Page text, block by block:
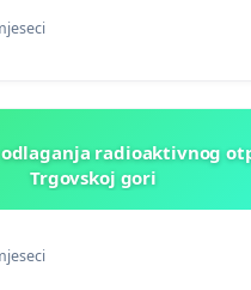
radioaktivnog
Trgovskoj gori